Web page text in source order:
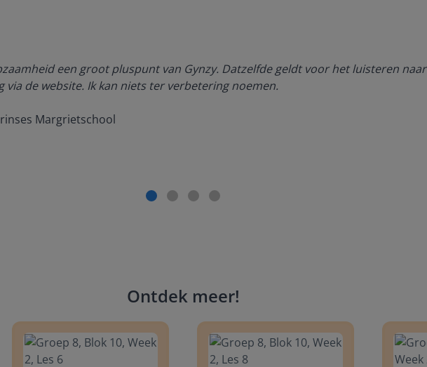
een groot pluspunt van Gynzy. Datzelfde geldt voor het luisteren
de website. Ik kan niets ter verbetering noemen.
Margrietschool
Ontdek meer!